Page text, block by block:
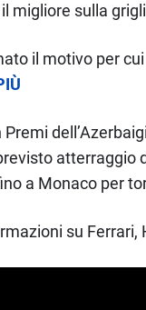
migliore sulla
il motivo per
atterraggio
a Monaco per
su